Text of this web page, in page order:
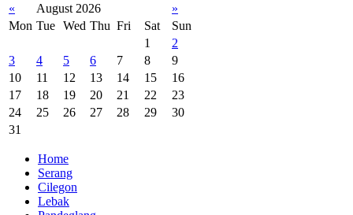
« August 2026
»
Mon Tue Wed Thu Fri Sat
Sun
1
2
3
4 5 6 7 8
9
10
11 12 13 14 15
16
17
18 19 20 21 22
23
24
25 26 27 28 29
30
31
Home
Serang
Cilegon
Lebak